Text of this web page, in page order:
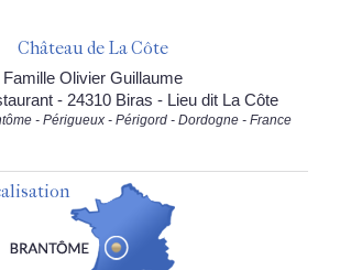
Château de La Côte
Famille Olivier Guillaume
- 24310 Biras - Lieu dit La Côte
- Périgueux - Périgord - Dordogne - France